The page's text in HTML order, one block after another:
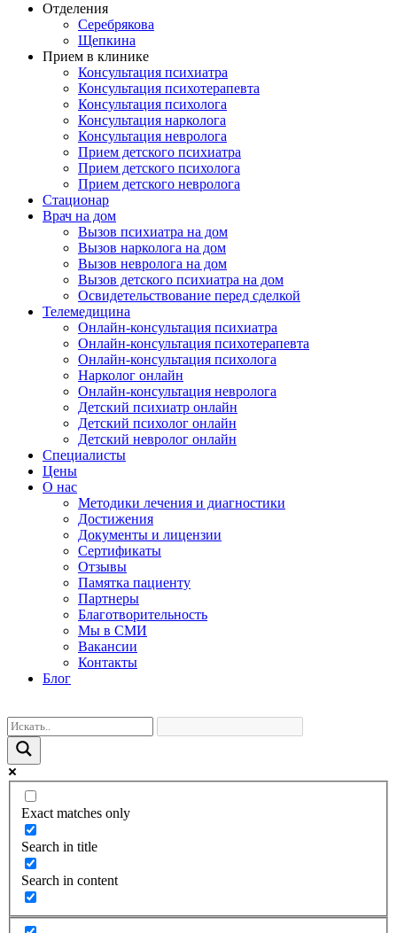
Отделения
Серебрякова
Щепкина
Прием в клинике
Консультация психиатра
Консультация психотерапевта
Консультация психолога
Консультация нарколога
Консультация невролога
Прием детского психиатра
Прием детского психолога
Прием детского невролога
Стационар
Врач на дом
Вызов психиатра на дом
Вызов нарколога на дом
Вызов невролога на дом
Вызов детского психиатра на дом
Освидетельствование перед сделкой
Телемедицина
Онлайн-консультация психиатра
Онлайн-консультация психотерапевта
Онлайн-консультация психолога
Нарколог онлайн
Онлайн-консультация невролога
Детский психиатр онлайн
Детский психолог онлайн
Детский невролог онлайн
Специалисты
Цены
О нас
Методики лечения и диагностики
Достижения
Документы и лицензии
Сертификаты
Отзывы
Памятка пациенту
Партнеры
Благотворительность
Мы в СМИ
Вакансии
Контакты
Блог
Exact matches only
Search in title
Search in content